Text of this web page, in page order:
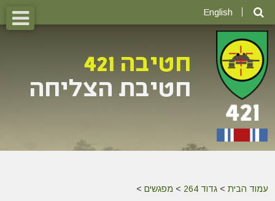
English
עמוד הבית >גדוד 264 > מפגשים >